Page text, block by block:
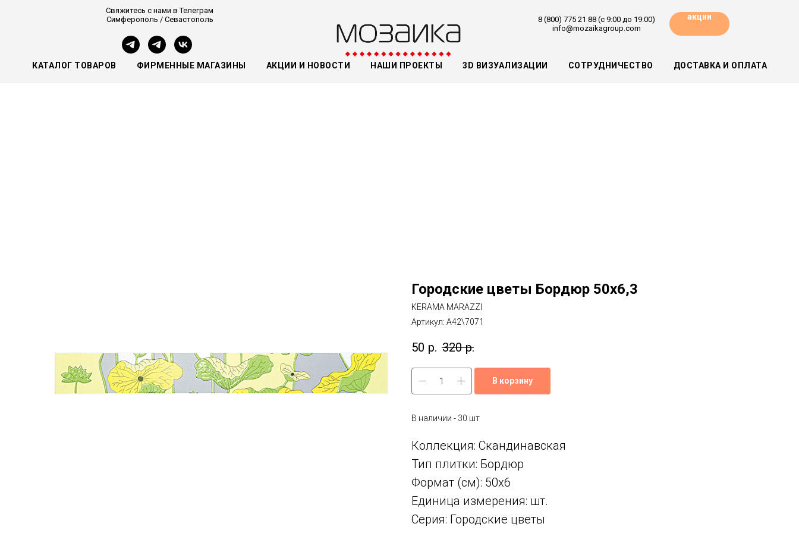
Свяжитесь с нами в Телеграм
Симферополь / Севастополь
8 (800) 775 21 88 (с 9:00 до 19:00)
info@mozaikagroup.com
акции
КАТАЛОГ ТОВАРОВ ФИРМЕННЫЕ МАГАЗИНЫ АКЦИИ И НОВОСТИ НАШИ ПРОЕКТЫ 3D ВИЗУАЛИЗАЦИИ СОТРУДНИЧЕСТВО ДОСТАВКА И ОПЛАТА
Городские цветы Бордюр 50x6,3
KERAMA MARAZZI
Артикул: A42\7071
50 р. 320 р.
В корзину
В наличии - 30 шт
Коллекция: Скандинавская
Тип плитки: Бордюр
Формат (см): 50x6
Единица измерения: шт.
Серия: Городские цветы